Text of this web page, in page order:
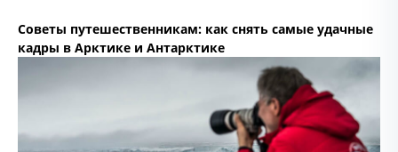
Советы путешественникам: как снять самые удачные
кадры в Арктике и Антарктике